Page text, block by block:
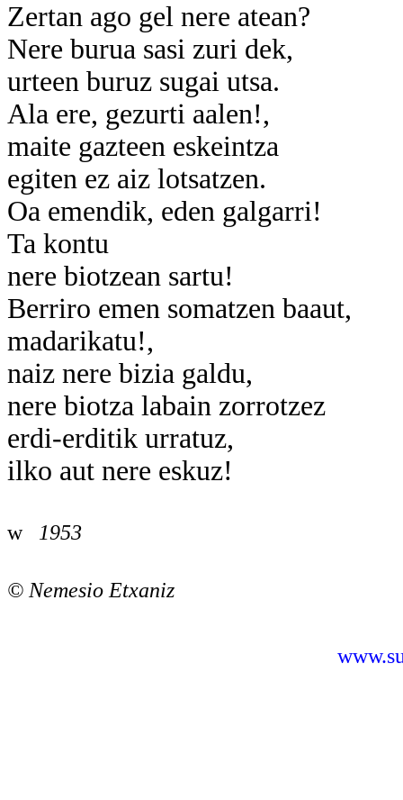
Zertan ago gel nere atean?
Nere burua sasi zuri dek,
urteen buruz sugai utsa.
Ala ere, gezurti aalen!,
maite gazteen eskeintza
egiten ez aiz lotsatzen.
Oa emendik, eden galgarri!
Ta kontu
nere biotzean sartu!
Berriro emen somatzen baaut,
madarikatu!,
naiz nere bizia galdu,
nere biotza labain zorrotzez
erdi-erditik urratuz,
ilko aut nere eskuz!
w 1953
© Nemesio Etxaniz